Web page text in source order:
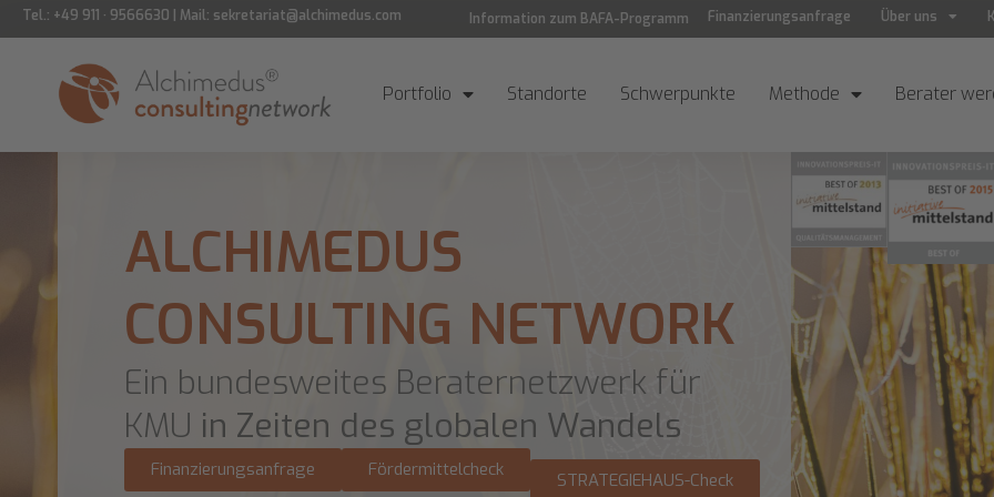
Tel.: +49 911 · 9566630 | Mail: sekretariat@alchimedus.com Information zum BAFA-Programm Finanzierungsanfrage Über uns
Portfolio Standorte Schwerpunkte Methode Berater
ALCHIMEDUS
CONSULTING NETWORK
Ein bundesweites Beraternetzwerk für
KMU in Zeiten des globalen Wandels
Finanzierungsanfrage Fördermittelcheck STRATEGIEHAUS-Check